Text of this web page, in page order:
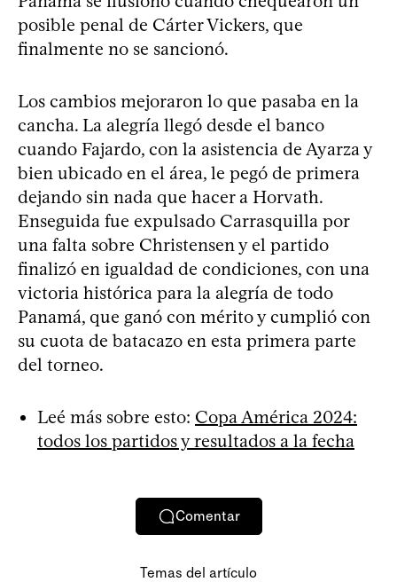
posible penal de Cárter Vickers, que
finalmente no se sancionó.
Los cambios mejoraron lo que pasaba en la
cancha. La alegría llegó desde el banco
cuando Fajardo, con la asistencia de Ayarza y
bien ubicado en el área, le pegó de primera
dejando sin nada que hacer a Horvath.
Enseguida fue expulsado Carrasquilla por
una falta sobre Christensen y el partido
finalizó en igualdad de condiciones, con una
victoria histórica para la alegría de todo
Panamá, que ganó con mérito y cumplió con
su cuota de batacazo en esta primera parte
del torneo.
Leé más sobre esto: Copa América 2024:
todos los partidos y resultados a la fecha
Comentar
Temas del artículo